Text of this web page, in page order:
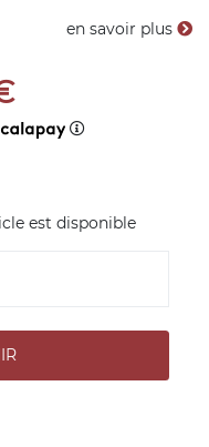
en savoir plus
est disponible